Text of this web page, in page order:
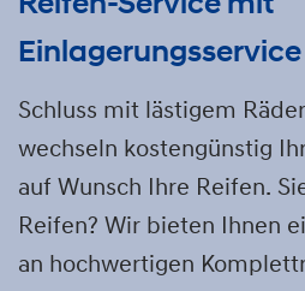
Einlagerungsservice
Schluss mit lästigem
wechseln kostengünstig
auf Wunsch Ihre Reifen.
Reifen? Wir bieten Ihnen
an hochwertigen